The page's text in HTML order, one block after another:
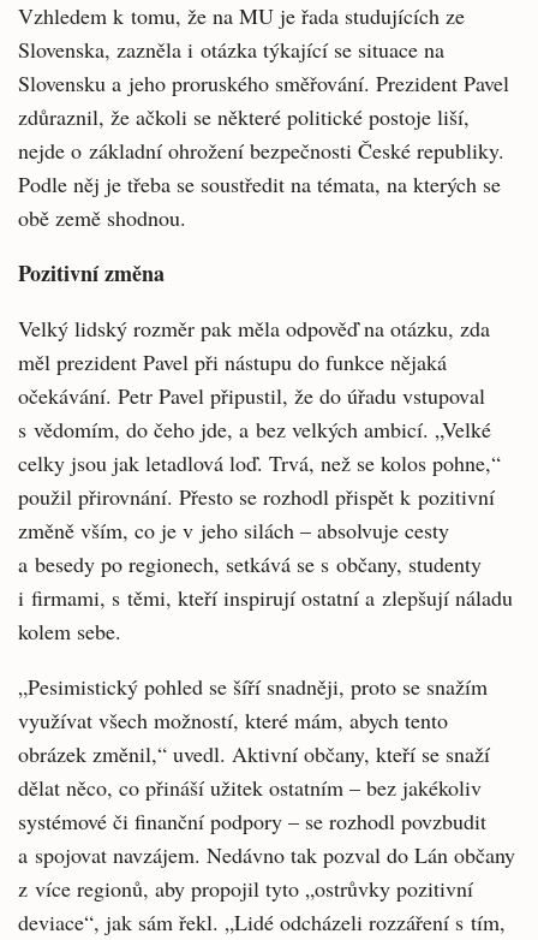
Vzhledem k tomu, že na MU je řada studujících ze
Slovenska, zazněla i otázka týkající se situace na
Slovensku a jeho proruského směřování. Prezident Pavel
zdůraznil, že ačkoli se některé politické postoje liší,
nejde o základní ohrožení bezpečnosti České republiky.
Podle něj je třeba se soustředit na témata, na kterých se
obě země shodnou.
Pozitivní změna
Velký lidský rozměr pak měla odpověď na otázku, zda
měl prezident Pavel při nástupu do funkce nějaká
očekávání. Petr Pavel připustil, že do úřadu vstupoval
s vědomím, do čeho jde, a bez velkých ambicí. „Velké
celky jsou jak letadlová loď. Trvá, než se kolos pohne,“
použil přirovnání. Přesto se rozhodl přispět k pozitivní
změně vším, co je v jeho silách – absolvuje cesty
a besedy po regionech, setkává se s občany, studenty
i firmami, s těmi, kteří inspirují ostatní a zlepšují náladu
kolem sebe.
„Pesimistický pohled se šíří snadněji, proto se snažím
využívat všech možností, které mám, abych tento
obrázek změnil,“ uvedl. Aktivní občany, kteří se snaží
dělat něco, co přináší užitek ostatním – bez jakékoliv
systémové či finanční podpory – se rozhodl povzbudit
a spojovat navzájem. Nedávno tak pozval do Lán občany
z více regionů, aby propojil tyto „ostrůvky pozitivní
deviace“, jak sám řekl. „Lidé odcházeli rozzáření s tím,